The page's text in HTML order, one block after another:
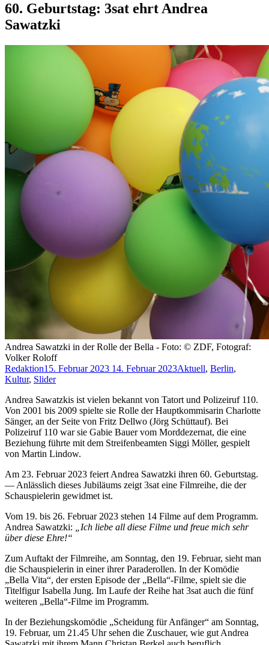
60. Geburtstag: 3sat ehrt Andrea
Sawatzki
Andrea Sawatzki in der Rolle der Bella - Foto: © ZDF, Fotograf:
Volker Roloff
Redaktion15. Februar 2023 14. Februar 2023Aktuell, Berlin,
Kultur, Slider
Andrea Sawatzkis ist vielen bekannt von Tatort und Polizeiruf 110.
Von 2001 bis 2009 spielte sie Rolle der Hauptkommisarin Charlotte
Sänger, an der Seite von Fritz Dellwo (Jörg Schüttauf). Bei
Polizeiruf 110 war sie Gabie Bauer vom Morddezernat, die eine
Beziehung führte mit dem Streifenbeamten Siggi Möller, gespielt
von Martin Lindow.
Am 23. Februar 2023 feiert Andrea Sawatzki ihren 60. Geburtstag.
— Anlässlich dieses Jubiläums zeigt 3sat eine Filmreihe, die der
Schauspielerin gewidmet ist.
Vom 19. bis 26. Februar 2023 stehen 14 Filme auf dem Programm.
Andrea Sawatzki:
„Ich liebe all diese Filme und freue mich sehr
über diese Ehre!“
Zum Auftakt der Filmreihe, am Sonntag, den 19. Februar, sieht man
die Schauspielerin in einer ihrer Paraderollen. In der Komödie
„Bella Vita“, der ersten Episode der „Bella“-Filme, spielt sie die
Titelfigur Isabella Jung. Im Laufe der Reihe hat 3sat auch die fünf
weiteren „Bella“-Filme im Programm.
In der Beziehungskomödie „Scheidung für Anfänger“ am Sonntag,
19. Februar, um 21.45 Uhr sehen die Zuschauer, wie gut Andrea